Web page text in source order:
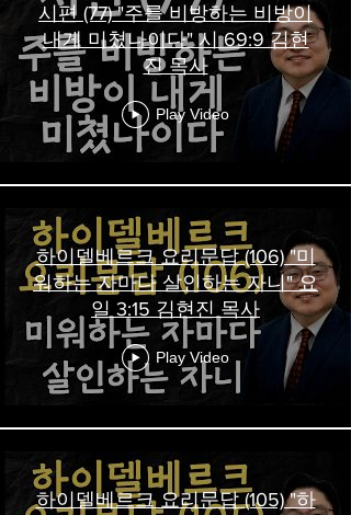
시편 (77) "주를 비방하는 비방이
내게 미쳤나이다" 시 69:9 김현
진 목사
Play Video
하이델베르크 요리문답 (106) "미
워하는 자마다 살인하는 자니" 요
일 3:15 김현진 목사
Play Video
하이델베르크 요리문답 (105) "하